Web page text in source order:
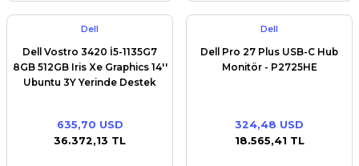
Dell
Dell Vostro 3420 İ5-1135G7
8GB 512GB Iris Xe Graphics 14''
Ubuntu 3Y Yerinde Destek
635,70 USD
36.372,13 TL
Dell
Dell Pro 27 Plus USB-C Hub
Monitör - P2725HE
324,48 USD
18.565,41 TL